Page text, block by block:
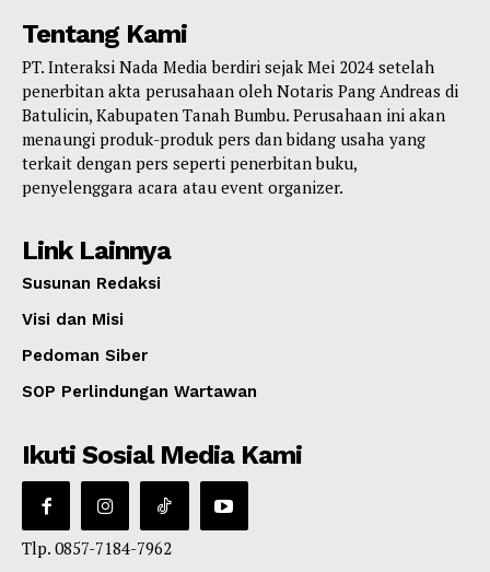
Tentang Kami
PT. Interaksi Nada Media berdiri sejak Mei 2024 setelah
penerbitan akta perusahaan oleh Notaris Pang Andreas di
Batulicin, Kabupaten Tanah Bumbu. Perusahaan ini akan
menaungi produk-produk pers dan bidang usaha yang
terkait dengan pers seperti penerbitan buku,
penyelenggara acara atau event organizer.
Link Lainnya
Susunan Redaksi
Visi dan Misi
Pedoman Siber
SOP Perlindungan Wartawan
Ikuti Sosial Media Kami
Tlp. 0857-7184-7962